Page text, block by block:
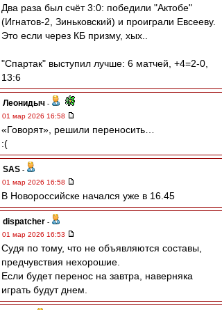
Два раза был счёт 3:0: победили "Актобе"
(Игнатов-2, Зиньковский) и проиграли Евсееву.
Это если через КБ призму, хых..
"Спартак" выступил лучше: 6 матчей, +4=2-0,
13:6
Леонидыч -
01 мар 2026 16:58
«Говорят», решили переносить…
:(
SAS -
01 мар 2026 16:58
В Новороссийске начался уже в 16.45
dispatcher -
01 мар 2026 16:53
Судя по тому, что не объявляются составы,
предчувствия нехорошие.
Если будет перенос на завтра, наверняка
играть будут днем.